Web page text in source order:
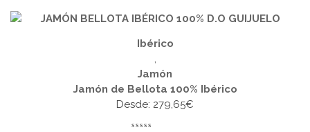
Ibérico
,
Jamón
Jamón de Bellota 100% Ibérico
Desde: 279,65€